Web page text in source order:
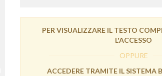
PER VISUALIZZARE IL TESTO
L'ACCESSO
OPPURE
ACCEDERE TRAMITE IL SISTEMA